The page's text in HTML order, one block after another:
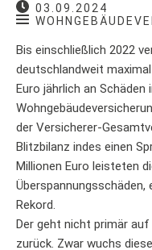
03.09.2024
Bis einschließlich 2022
deutschlandweit
Euro jährlich an Schäden
der Versicherer-
Blitzbilanz indes einen
Millionen Euro leisteten
Überspannungsschäden,
Rekord.
Der geht nicht primär
zurück. Zwar wuchs